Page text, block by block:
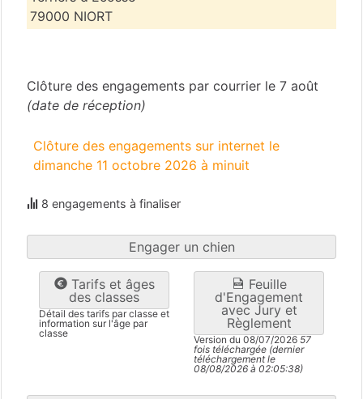
79000 NIORT
Clôture des engagements par courrier le 7 août
(date de réception)
Clôture des engagements sur internet le
dimanche 11 octobre 2026 à minuit
8 engagements à finaliser
Engager un chien
Tarifs et âges
des classes
Détail des tarifs par classe et
information sur l'âge par
classe
Feuille
d'Engagement
avec Jury et
Règlement
Version du 08/07/2026 57
fois téléchargée (dernier
téléchargement le
08/08/2026 à 02:05:38)